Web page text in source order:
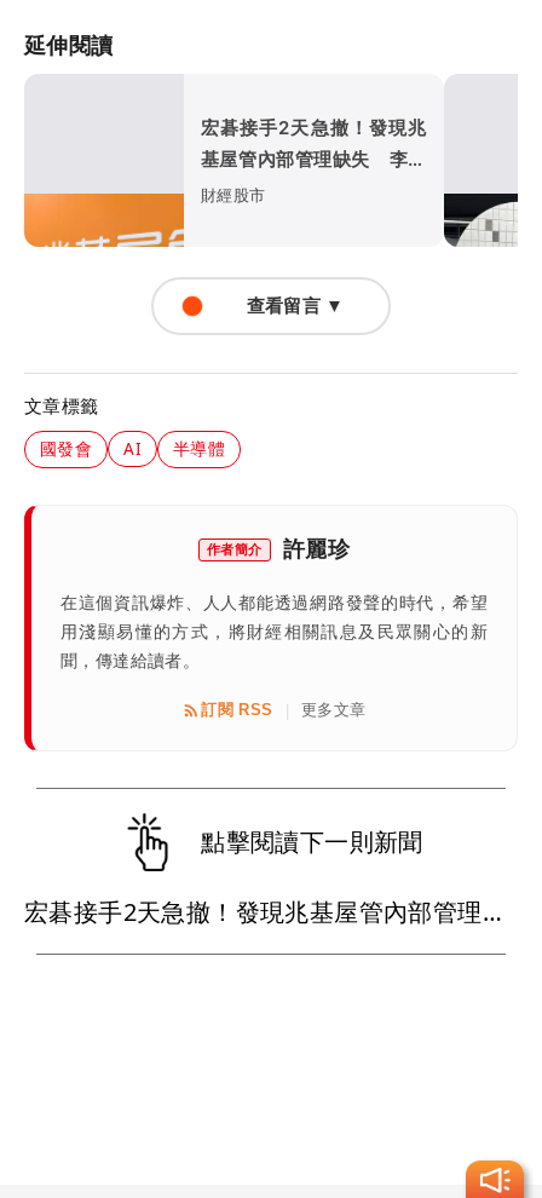
延伸閱讀
宏碁接手2天急撤！發現兆
基屋管內部管理缺失 李文
詳辭董座、總經理
財經股市
查看留言 ▼
文章標籤
國發會 AI 半導體
作者簡介 許麗珍
在這個資訊爆炸、人人都能透過網路發聲的時代，希望
用淺顯易懂的方式，將財經相關訊息及民眾關心的新
聞，傳達給讀者。
訂閱 RSS | 更多文章
點擊閱讀下一則新聞
宏碁接手2天急撤！發現兆基屋管內部管理缺失 李文詳辭董座、總經理